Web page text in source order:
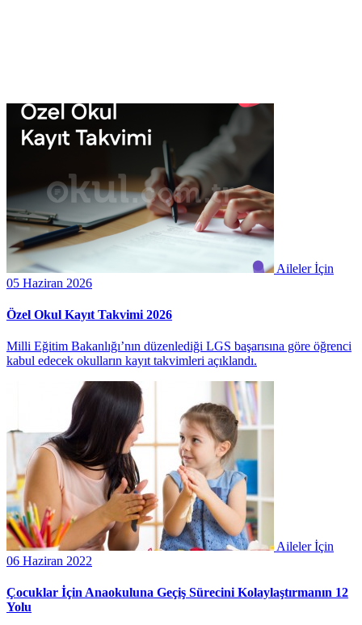
Aileler İçin
05 Haziran 2026
Özel Okul Kayıt Takvimi 2026
Milli Eğitim Bakanlığı’nın düzenlediği LGS başarısına göre öğrenci
kabul edecek okulların kayıt takvimleri açıklandı.
Aileler İçin
06 Haziran 2022
Çocuklar İçin Anaokuluna Geçiş Sürecini Kolaylaştırmanın 12
Yolu